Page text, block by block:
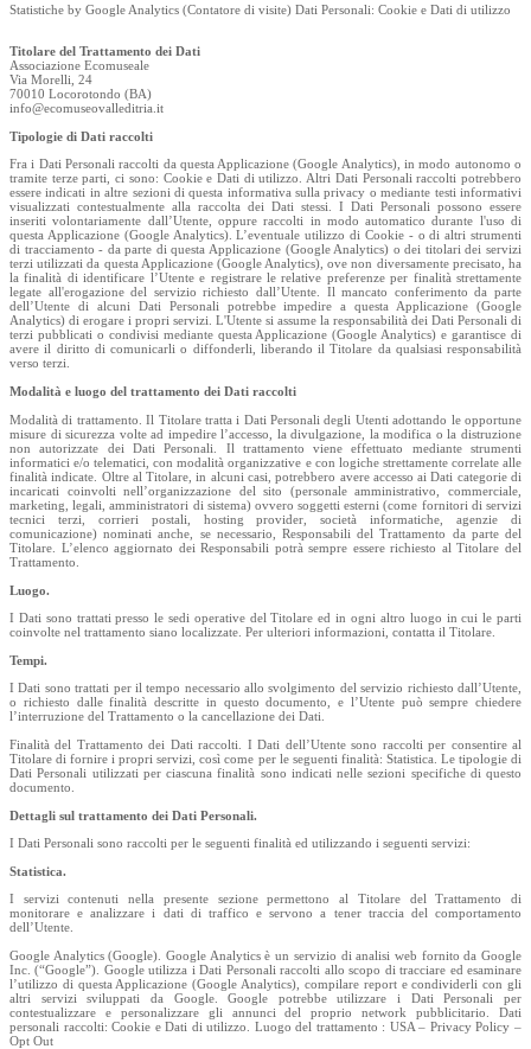
Statistiche by Google Analytics (Contatore di visite) Dati Personali: Cookie e Dati di utilizzo
Titolare del Trattamento dei Dati
Associazione Ecomuseale
Via Morelli, 24
70010 Locorotondo (BA)
info@ecomuseovalleditria.it
Tipologie di Dati raccolti
Fra i Dati Personali raccolti da questa Applicazione (Google Analytics), in modo autonomo o
tramite terze parti, ci sono: Cookie e Dati di utilizzo. Altri Dati Personali raccolti potrebbero
essere indicati in altre sezioni di questa informativa sulla privacy o mediante testi informativi
visualizzati contestualmente alla raccolta dei Dati stessi. I Dati Personali possono essere
inseriti volontariamente dall’Utente, oppure raccolti in modo automatico durante l'uso di
questa Applicazione (Google Analytics). L’eventuale utilizzo di Cookie - o di altri strumenti
di tracciamento - da parte di questa Applicazione (Google Analytics) o dei titolari dei servizi
terzi utilizzati da questa Applicazione (Google Analytics), ove non diversamente precisato, ha
la finalità di identificare l’Utente e registrare le relative preferenze per finalità strettamente
legate all'erogazione del servizio richiesto dall’Utente. Il mancato conferimento da parte
dell’Utente di alcuni Dati Personali potrebbe impedire a questa Applicazione (Google
Analytics) di erogare i propri servizi. L'Utente si assume la responsabilità dei Dati Personali di
terzi pubblicati o condivisi mediante questa Applicazione (Google Analytics) e garantisce di
avere il diritto di comunicarli o diffonderli, liberando il Titolare da qualsiasi responsabilità
verso terzi.
Modalità e luogo del trattamento dei Dati raccolti
Modalità di trattamento. Il Titolare tratta i Dati Personali degli Utenti adottando le opportune
misure di sicurezza volte ad impedire l’accesso, la divulgazione, la modifica o la distruzione
non autorizzate dei Dati Personali. Il trattamento viene effettuato mediante strumenti
informatici e/o telematici, con modalità organizzative e con logiche strettamente correlate alle
finalità indicate. Oltre al Titolare, in alcuni casi, potrebbero avere accesso ai Dati categorie di
incaricati coinvolti nell’organizzazione del sito (personale amministrativo, commerciale,
marketing, legali, amministratori di sistema) ovvero soggetti esterni (come fornitori di servizi
tecnici terzi, corrieri postali, hosting provider, società informatiche, agenzie di
comunicazione) nominati anche, se necessario, Responsabili del Trattamento da parte del
Titolare. L’elenco aggiornato dei Responsabili potrà sempre essere richiesto al Titolare del
Trattamento.
Luogo.
I Dati sono trattati presso le sedi operative del Titolare ed in ogni altro luogo in cui le parti
coinvolte nel trattamento siano localizzate. Per ulteriori informazioni, contatta il Titolare.
Tempi.
I Dati sono trattati per il tempo necessario allo svolgimento del servizio richiesto dall’Utente,
o richiesto dalle finalità descritte in questo documento, e l’Utente può sempre chiedere
l’interruzione del Trattamento o la cancellazione dei Dati.
Finalità del Trattamento dei Dati raccolti. I Dati dell’Utente sono raccolti per consentire al
Titolare di fornire i propri servizi, così come per le seguenti finalità: Statistica. Le tipologie di
Dati Personali utilizzati per ciascuna finalità sono indicati nelle sezioni specifiche di questo
documento.
Dettagli sul trattamento dei Dati Personali.
I Dati Personali sono raccolti per le seguenti finalità ed utilizzando i seguenti servizi:
Statistica.
I servizi contenuti nella presente sezione permettono al Titolare del Trattamento di
monitorare e analizzare i dati di traffico e servono a tener traccia del comportamento
dell’Utente.
Google Analytics (Google). Google Analytics è un servizio di analisi web fornito da Google
Inc. (“Google”). Google utilizza i Dati Personali raccolti allo scopo di tracciare ed esaminare
l’utilizzo di questa Applicazione (Google Analytics), compilare report e condividerli con gli
altri servizi sviluppati da Google. Google potrebbe utilizzare i Dati Personali per
contestualizzare e personalizzare gli annunci del proprio network pubblicitario. Dati
personali raccolti: Cookie e Dati di utilizzo. Luogo del trattamento : USA – Privacy Policy –
Opt Out